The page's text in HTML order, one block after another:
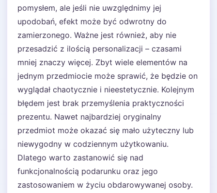
pomysłem, ale jeśli nie uwzględnimy jej
upodobań, efekt może być odwrotny do
zamierzonego. Ważne jest również, aby nie
przesadzić z ilością personalizacji – czasami
mniej znaczy więcej. Zbyt wiele elementów na
jednym przedmiocie może sprawić, że będzie on
wyglądał chaotycznie i nieestetycznie. Kolejnym
błędem jest brak przemyślenia praktyczności
prezentu. Nawet najbardziej oryginalny
przedmiot może okazać się mało użyteczny lub
niewygodny w codziennym użytkowaniu.
Dlatego warto zastanowić się nad
funkcjonalnością podarunku oraz jego
zastosowaniem w życiu obdarowywanej osoby.